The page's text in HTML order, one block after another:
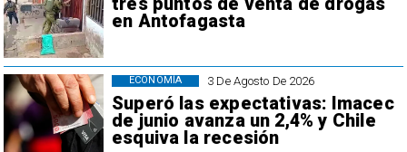
tres puntos de venta de drogas
en Antofagasta
3 De Agosto De 2026
Superó las expectativas: Imacec
de junio avanza un 2,4% y Chile
esquiva la recesión
ECONOMÍA